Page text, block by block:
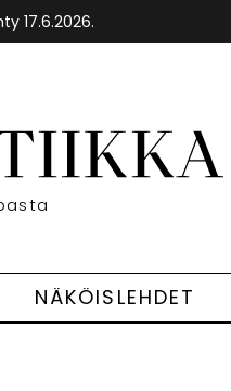
17.6.2026.
NÄKÖISLEHDET